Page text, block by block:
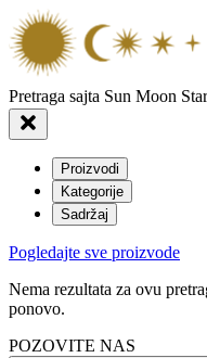
Pretraga sajta Sun Moon
Proizvodi
Kategorije
Sadržaj
Pogledajte sve proizvode
Nema rezultata za ovu
ponovo.
POZOVITE NAS